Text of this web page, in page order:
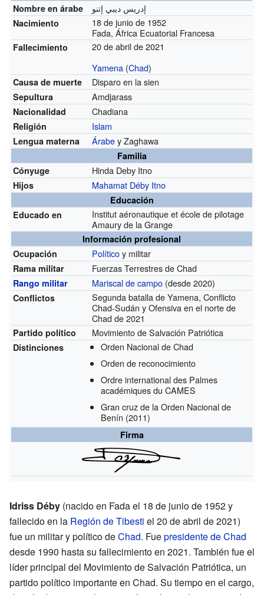
Nombre en árabe
Nacimiento
18 de junio de 1952
Fada, África Ecuatorial Francesa
Fallecimiento
20 de abril de 2021
Yamena (Chad)
Causa de muerte Disparo en la sien
Sepultura Amdjarass
Nacionalidad Chadiana
Religión Islam
Lengua materna Árabey Zaghawa
Familia
Cónyuge
Hinda Deby Itno
Hijos Mahamat Déby Itno
Educación
Educado en
Institut aéronautique et école de pilotage
Amaury de la Grange
Información profesional
Ocupación
Políticoy militar
Rama militar Fuerzas Terrestres de Chad
Rango militar Mariscal de campo (desde 2020)
Conflictos
Segunda batalla de Yamena, Conflicto
Chad-Sudán y Ofensiva en el norte de
Chad de 2021
Partido político Movimiento de Salvación Patriótica
Distinciones
Orden Nacional de Chad
Orden de reconocimiento
Ordre international des Palmes
académiques du CAMES
Gran cruz de la Orden Nacional de
Benín (2011)
Firma
Idriss Déby (nacido en Fada el 18 de junio de 1952 y
fallecido en la Región de Tibesti el 20 de abril de 2021)
fue un militar y político deChad. Fuepresidente de Chad
desde 1990 hasta su fallecimiento en 2021. También fue el
líder principal del Movimiento de Salvación Patriótica, un
partido político importante en Chad. Su tiempo en el cargo,